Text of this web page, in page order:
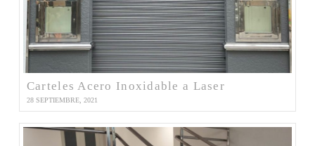
Carteles Acero Inoxidable a Laser
28 SEPTIEMBRE, 2021